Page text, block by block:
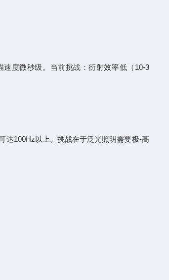
度微秒级。当前挑战：衍射效率低（10-3
达100Hz以上。挑战在于泛光照明需要极-高